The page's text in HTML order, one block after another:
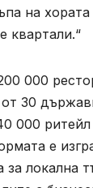
на
квартали.“
000
от 30
000 ритейл
е
локална